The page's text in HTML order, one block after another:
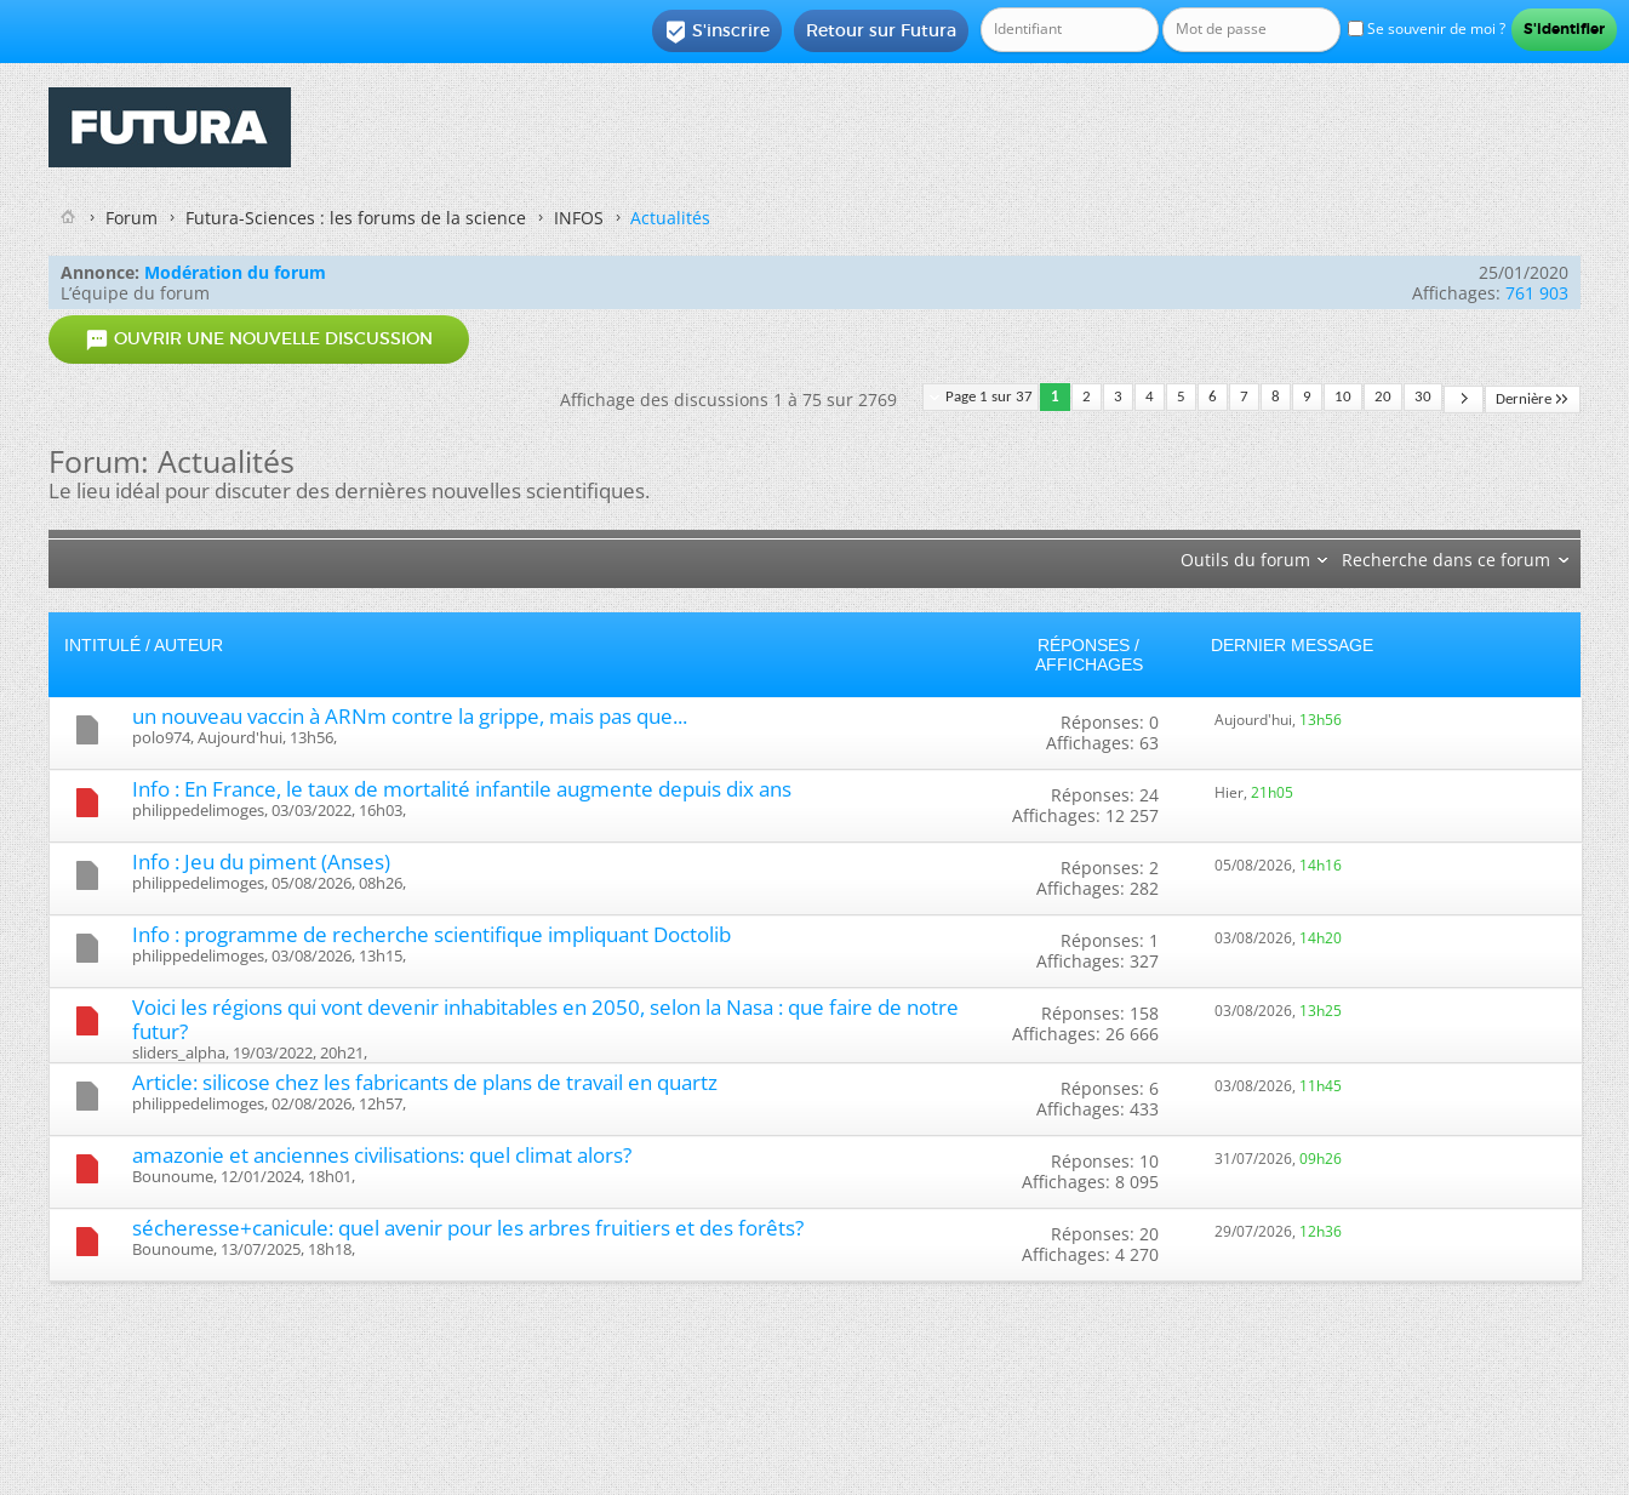
Se souvenir de moi ?
Retour sur Futura
 S'inscrire
Forum Futura-Sciences : les forums de la science INFOS Actualités
Annonce: Modération du forum
L’équipe du forum
25/01/2020
Affichages: 761 903
 OUVRIR UNE NOUVELLE DISCUSSION
Page 1 sur 37 1 2 3 4 5 6 7 8 9 10 20 30 Dernière
Affichage des discussions 1 à 75 sur 2769
Forum:Actualités
Le lieu idéal pour discuter des dernières nouvelles scientifiques.
Outils du forum Recherche dans ce forum
INTITULÉ /AUTEUR
RÉPONSES /
AFFICHAGES
DERNIER MESSAGE
un nouveau vaccin à ARNm contre la grippe, mais pas que...
polo974, Aujourd'hui, 13h56, ‎
Réponses: 0
Affichages: 63
Aujourd'hui, 13h56
Info : En France, le taux de mortalité infantile augmente depuis dix ans
philippedelimoges, 03/03/2022, 16h03, ‎
Réponses: 24
Affichages: 12 257
Hier, 21h05
Info : Jeu du piment (Anses)
philippedelimoges, 05/08/2026, 08h26, ‎
Réponses: 2
Affichages: 282
05/08/2026, 14h16
Info : programme de recherche scientifique impliquant Doctolib
philippedelimoges, 03/08/2026, 13h15, ‎
Réponses: 1
Affichages: 327
03/08/2026, 14h20
Voici les régions qui vont devenir inhabitables en 2050, selon la Nasa : que faire de notre
futur?
sliders_alpha, 19/03/2022, 20h21, ‎
Réponses: 158
Affichages: 26 666
03/08/2026, 13h25
Article: silicose chez les fabricants de plans de travail en quartz
philippedelimoges, 02/08/2026, 12h57, ‎
Réponses: 6
Affichages: 433
03/08/2026, 11h45
amazonie et anciennes civilisations: quel climat alors?
Bounoume, 12/01/2024, 18h01, ‎
Réponses: 10
Affichages: 8 095
31/07/2026, 09h26
sécheresse+canicule: quel avenir pour les arbres fruitiers et des forêts?
Bounoume, 13/07/2025, 18h18, ‎
Réponses: 20
Affichages: 4 270
29/07/2026, 12h36